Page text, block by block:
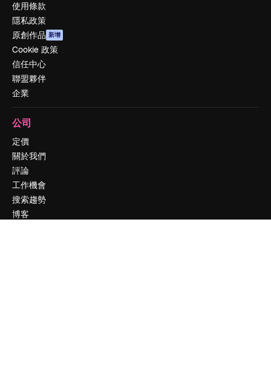
使用條款
隱私政策
原創作品 新增
Cookie 政策
信任中心
聯盟夥伴
企業
公司
定價
關於我們
評論
工作機會
搜索趨勢
博客